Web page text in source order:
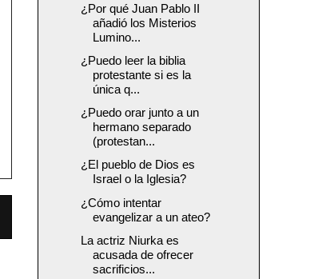
¿Por qué Juan Pablo II
añadió los Misterios
Lumino...
¿Puedo leer la biblia
protestante si es la
única q...
¿Puedo orar junto a un
hermano separado
(protestan...
¿El pueblo de Dios es
Israel o la Iglesia?
¿Cómo intentar
evangelizar a un ateo?
La actriz Niurka es
acusada de ofrecer
sacrificios...